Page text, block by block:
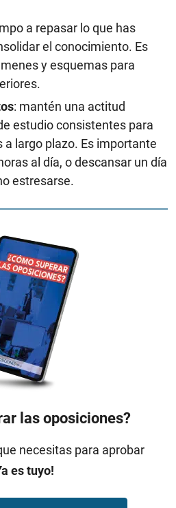
a repasar lo que has
el conocimiento. Es
y esquemas para
: mantén una actitud
estudio consistentes para
a largo plazo. Es importante
al día, o descansar un día
estresarse.
las oposiciones?
necesitas para aprobar
es tuyo!